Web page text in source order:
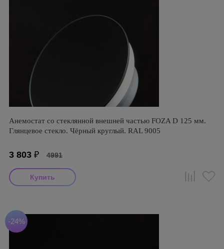
Анемостат со стеклянной внешней частью FOZA D 125 мм.
Глянцевое стекло. Чёрный круглый. RAL 9005
3 803 ₽ 4991
-24%